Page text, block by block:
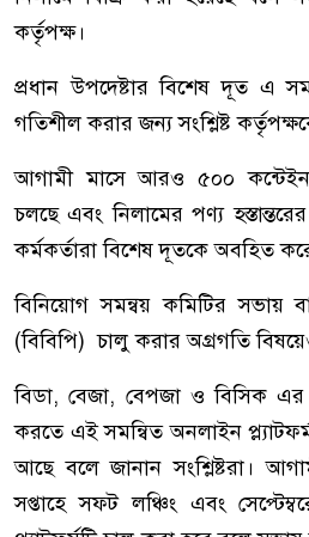
কর্তৃপক্ষ।
প্রধান উপদেষ্টার বিশেষ দূত এ
গতিশীল করার জন্য সংশ্লিষ্ট
আগামী মাসে আরও ৫০০
চলছে এবং নিলামের পণ্য
কর্মকর্তারা বিশেষ দূতকে অবহিত
বিনিয়োগ সমন্বয় কমিটির সভায়
(বিবিপি) চালু করার অগ্রগতি
বিডা, বেজা, বেপজা ও বিসিক
করতে এই সমন্বিত অনলাইন
আছে বলে জানান সংশ্লিষ্টরা।
সপ্তাহে সফট লঞ্চিং এবং